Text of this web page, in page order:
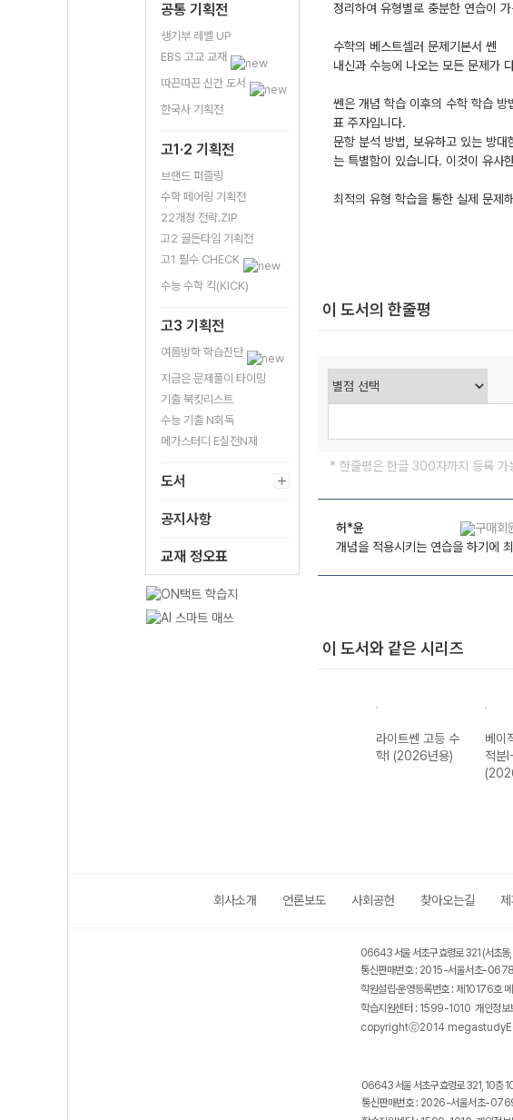
공통 기획전
생기부 레벨 UP
EBS 고교 교재
따끈따끈 신간 도서
한국사 기획전
고1·2 기획전
브랜드 퍼즐링
수학 페어링 기획전
22개정 전략.ZIP
고2 골든타임 기획전
고1 필수 CHECK
수능 수학 킥(KICK)
고3 기획전
여름방학 학습진단
지금은 문제풀이 타이밍
기출 북킷리스트
수능 기출 N회독
메가스터디 E실전N제
도서
공지사항
교재 정오표
정리하여 유형별로 충분한 연습이
수학의 베스트셀러 문제기본서 쎈
내신과 수능에 나오는 모든 문제가
쎈은 개념 학습 이후의 수학 학습 방
표 주자입니다.
문항 분석 방법, 보유하고 있는 방
는 특별함이 있습니다. 이것이 유사
최적의 유형 학습을 통한 실제 문제
이 도서의 한줄평
* 한줄평은 한글 300자까지 등록 가
허*윤
개념을 적용시키는 연습을 하기에
이 도서와 같은 시리즈
라이트쎈 고등 수
학I (2026년용)
베이
적분
회사소개 언론보도 사회공헌 찾아오는길 제
06643 서울 서초구 효령로 321 (서초
통신판매번호 : 2015-서울서초-0678
학원설립·운영등록번호 : 제10176호
학습지원센터 : 1599-1010 개인정보
copyrightⓒ2014
06643 서울 서초구 효령로 321, 10층
통신판매번호 : 2026-서울서초-